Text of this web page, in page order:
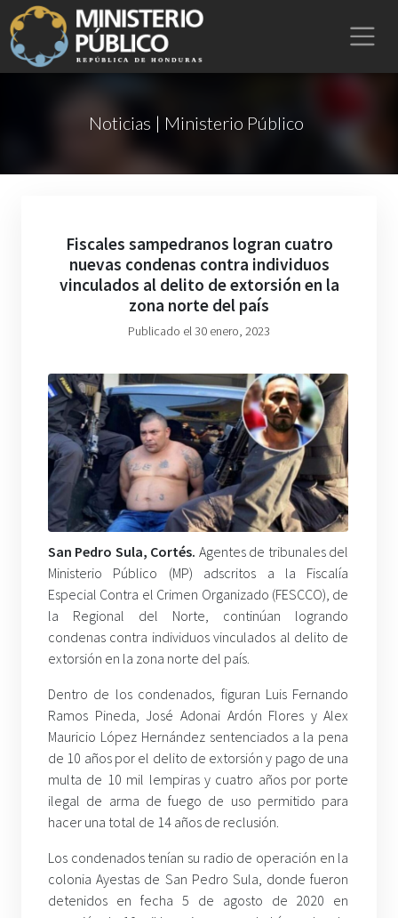
Noticias | Ministerio Público
Fiscales sampedranos logran cuatro
nuevas condenas contra individuos
vinculados al delito de extorsión en la
zona norte del país
Publicado el 30 enero, 2023
San Pedro Sula, Cortés. Agentes de tribunales del
Ministerio Público (MP) adscritos a la Fiscalía
Especial Contra el Crimen Organizado (FESCCO), de
la Regional del Norte, continúan logrando
condenas contra individuos vinculados al delito de
extorsión en la zona norte del país.
Dentro de los condenados, figuran Luis Fernando
Ramos Pineda, José Adonai Ardón Flores y Alex
Mauricio López Hernández sentenciados a la pena
de 10 años por el delito de extorsión y pago de una
multa de 10 mil lempiras y cuatro años por porte
ilegal de arma de fuego de uso permitido para
hacer una total de 14 años de reclusión.
Los condenados tenían su radio de operación en la
colonia Ayestas de San Pedro Sula, donde fueron
detenidos en fecha 5 de agosto de 2020 en